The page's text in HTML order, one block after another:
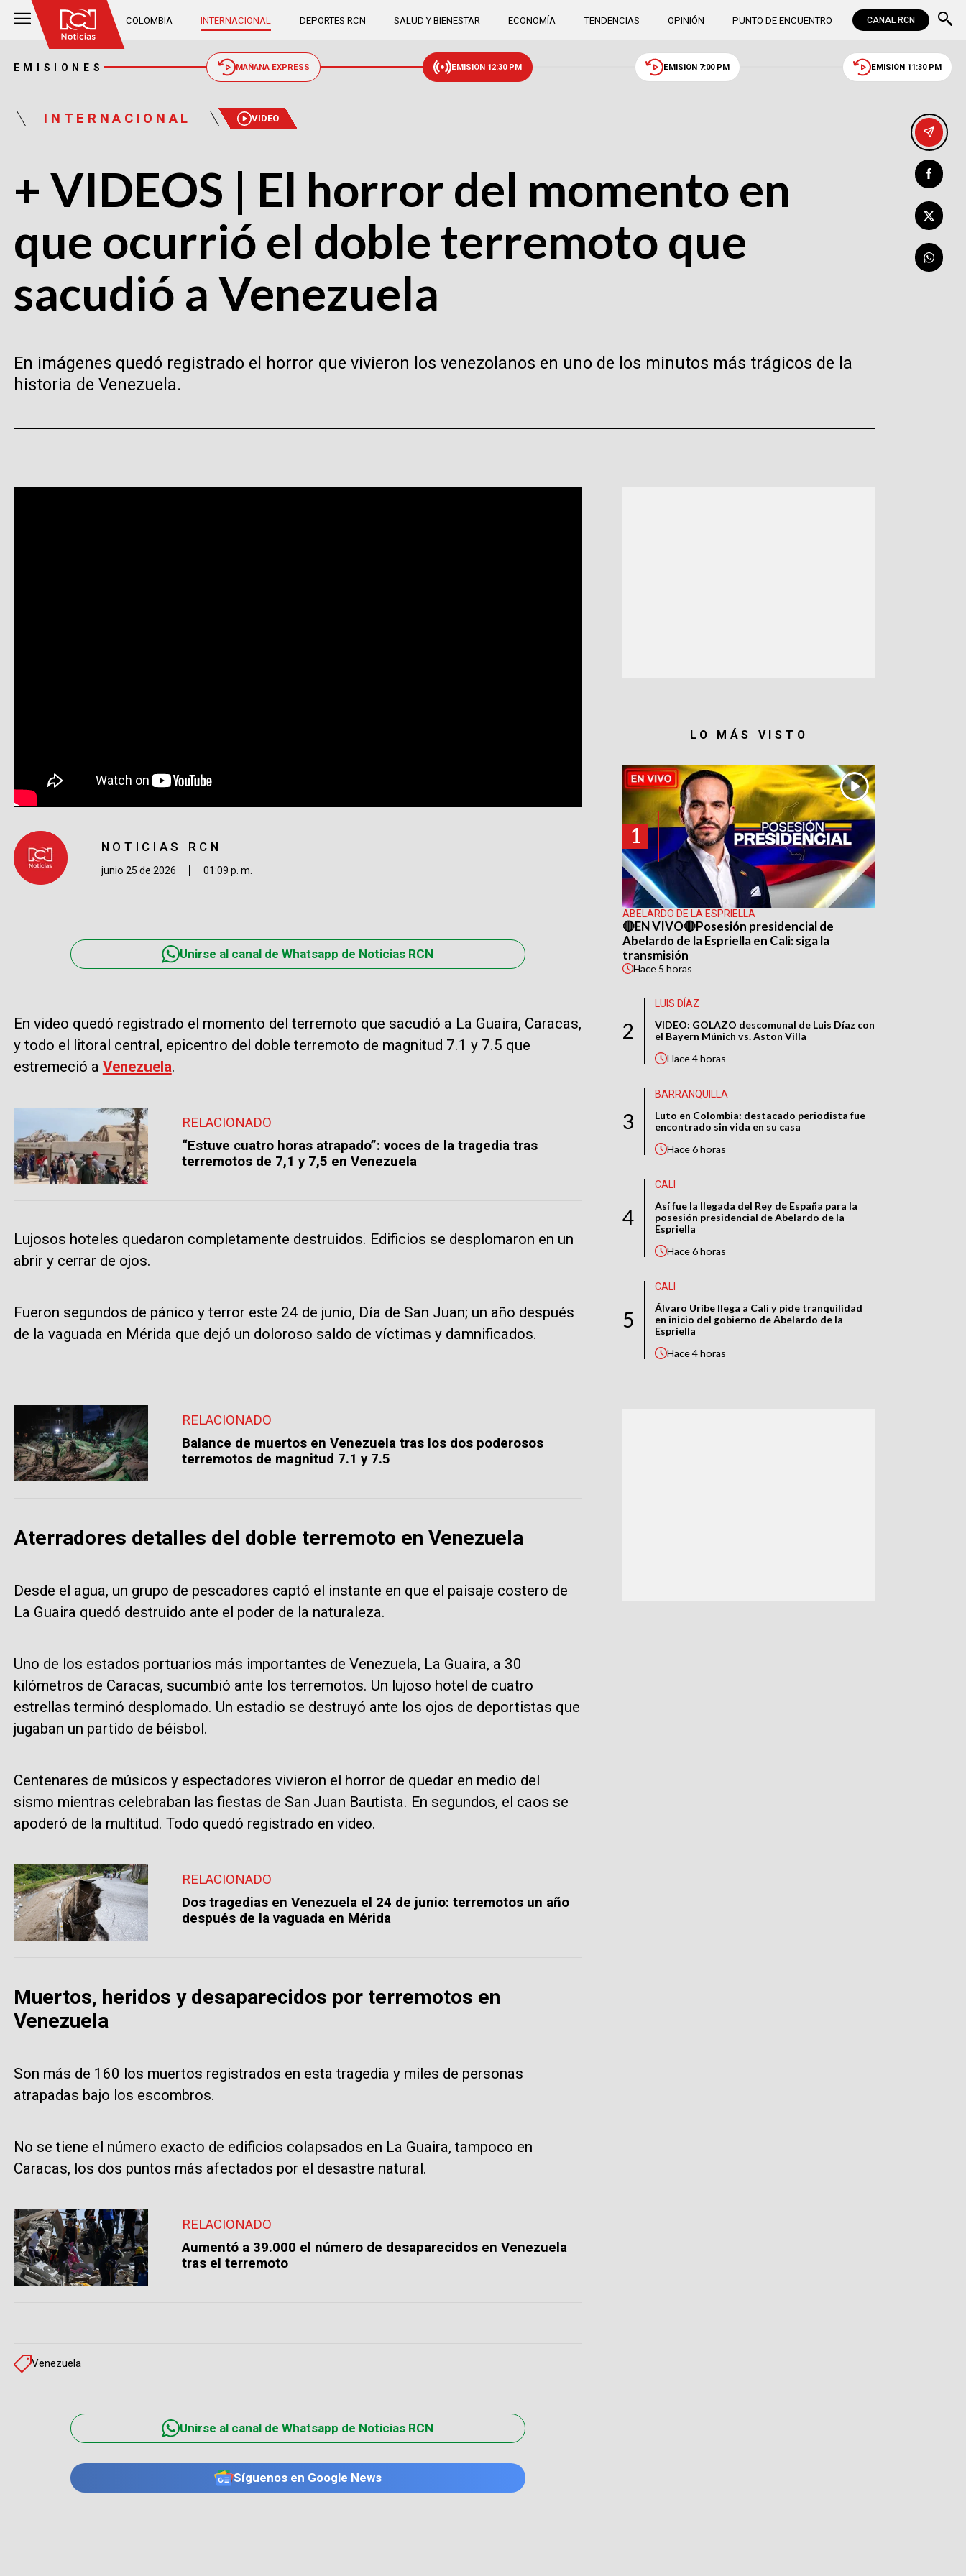
COLOMBIA INTERNACIONAL DEPORTES RCN SALUD Y BIENESTAR ECONOMÍA TENDENCIAS OPINIÓN PUNTO DE ENCUENTRO CANAL RCN
EMISIONES MAÑANA EXPRESS EMISIÓN 12:30 PM EMISIÓN 7:00 PM EMISIÓN 11:30 PM
INTERNACIONAL VIDEO
+ VIDEOS | El horror del momento en
que ocurrió el doble terremoto que
sacudió a Venezuela
En imágenes quedó registrado el horror que vivieron los venezolanos en uno de los minutos más trágicos de la
historia de Venezuela.
NOTICIAS RCN
junio 25 de 2026 01:09 p. m.
Unirse al canal de Whatsapp de Noticias RCN
En video quedó registrado el momento del terremoto que sacudió a La Guaira, Caracas,
y todo el litoral central, epicentro del doble terremoto de magnitud 7.1 y 7.5 que
estremeció a Venezuela.
RELACIONADO
“Estuve cuatro horas atrapado”: voces de la tragedia tras
terremotos de 7,1 y 7,5 en Venezuela
Lujosos hoteles quedaron completamente destruidos. Edificios se desplomaron en un
abrir y cerrar de ojos.
Fueron segundos de pánico y terror este 24 de junio, Día de San Juan; un año después
de la vaguada en Mérida que dejó un doloroso saldo de víctimas y damnificados.
RELACIONADO
Balance de muertos en Venezuela tras los dos poderosos
terremotos de magnitud 7.1 y 7.5
Aterradores detalles del doble terremoto en Venezuela
Desde el agua, un grupo de pescadores captó el instante en que el paisaje costero de
La Guaira quedó destruido ante el poder de la naturaleza.
Uno de los estados portuarios más importantes de Venezuela, La Guaira, a 30
kilómetros de Caracas, sucumbió ante los terremotos. Un lujoso hotel de cuatro
estrellas terminó desplomado. Un estadio se destruyó ante los ojos de deportistas que
jugaban un partido de béisbol.
Centenares de músicos y espectadores vivieron el horror de quedar en medio del
sismo mientras celebraban las fiestas de San Juan Bautista. En segundos, el caos se
apoderó de la multitud. Todo quedó registrado en video.
RELACIONADO
Dos tragedias en Venezuela el 24 de junio: terremotos un año
después de la vaguada en Mérida
Muertos, heridos y desaparecidos por terremotos en
Venezuela
Son más de 160 los muertos registrados en esta tragedia y miles de personas
atrapadas bajo los escombros.
No se tiene el número exacto de edificios colapsados en La Guaira, tampoco en
Caracas, los dos puntos más afectados por el desastre natural.
RELACIONADO
Aumentó a 39.000 el número de desaparecidos en Venezuela
tras el terremoto
Venezuela
Unirse al canal de Whatsapp de Noticias RCN
Síguenos en Google News
LO MÁS VISTO
1
ABELARDO DE LA ESPRIELLA
🔴EN VIVO🔴Posesión presidencial de
Abelardo de la Espriella en Cali: siga la
transmisión
Hace 5 horas
2
LUIS DÍAZ
VIDEO: GOLAZO descomunal de Luis Díaz con
el Bayern Múnich vs. Aston Villa
Hace4 horas
3
BARRANQUILLA
Luto en Colombia: destacado periodista fue
encontrado sin vida en su casa
Hace6 horas
4
CALI
Así fue la llegada del Rey de España para la
posesión presidencial de Abelardo de la
Espriella
Hace6 horas
5
CALI
Álvaro Uribe llega a Cali y pide tranquilidad
en inicio del gobierno de Abelardo de la
Espriella
Hace4 horas